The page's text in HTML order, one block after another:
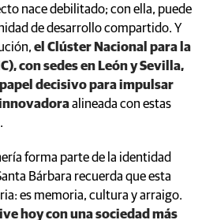
nace debilitado; con ella, puede
de desarrollo compartido. Y
el Clúster Nacional para la
con sedes en León y Sevilla,
decisivo para impulsar
alineada con estas
forma parte de la identidad
Bárbara recuerda que esta
es memoria, cultura y arraigo.
hoy con una sociedad más